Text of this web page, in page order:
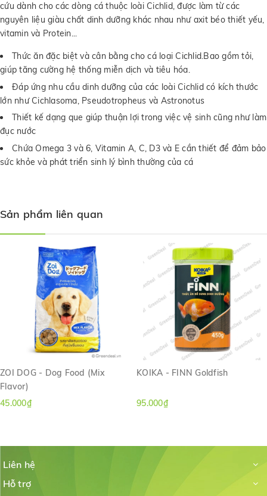
cứu dành cho các dòng cá thuộc loài Cichlid, được làm từ các
nguyên liệu giàu chất dinh dưỡng khác nhau như axit béo thiết yếu,
vitamin và Protein...
Thức ăn đặc biệt và cân bằng cho cá loại Cichlid.Bao gồm tỏi,
giúp tăng cường hệ thống miễn dịch và tiêu hóa.
Đáp ứng nhu cầu dinh dưỡng của các loài Cichlid có kích thước
lớn như Cichlasoma, Pseudotropheus và Astronotus
Thiết kế dạng que giúp thuận lợi trong việc vệ sinh cũng như làm
đục nước
Chứa Omega 3 và 6, Vitamin A, C, D3 và E cần thiết để đảm bảo
sức khỏe và phát triển sinh lý bình thường của cá
Sản phẩm liên quan
ZOI DOG - Dog Food (Mix
Flavor)
45.000₫
KOIKA - FINN Goldfish
95.000₫
Liên hệ
Hỗ trợ